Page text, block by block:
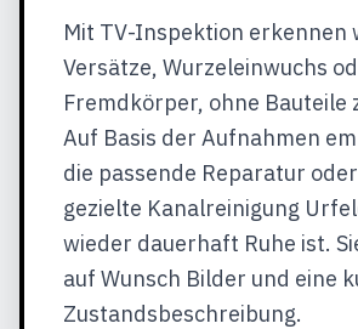
Mit TV-Inspektion erkennen
Versätze, Wurzeleinwuchs
Fremdkörper, ohne Bauteile
Auf Basis der Aufnahmen
die passende Reparatur
gezielte Kanalreinigung
wieder dauerhaft Ruhe ist.
auf Wunsch Bilder und eine
Zustandsbeschreibung.